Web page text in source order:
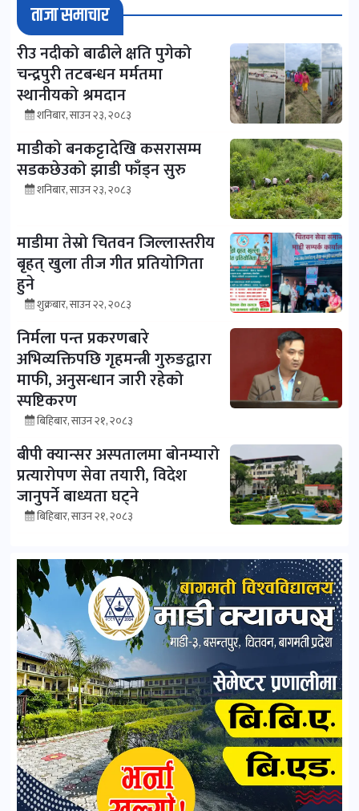
ताजा समाचार
रीउ नदीको बाढीले क्षति पुगेको
चन्द्रपुरी तटबन्धन मर्मतमा
स्थानीयको श्रमदान
शनिबार, साउन २३, २०८३
माडीको बनकट्टादेखि कसरासम्म
सडकछेउको झाडी फाँड्न सुरु
शनिबार, साउन २३, २०८३
माडीमा तेस्रो चितवन जिल्लास्तरीय
बृहत् खुला तीज गीत प्रतियोगिता
हुने
शुक्रबार, साउन २२, २०८३
निर्मला पन्त प्रकरणबारे
अभिव्यक्तिपछि गृहमन्त्री गुरुङद्वारा
माफी, अनुसन्धान जारी रहेको
स्पष्टिकरण
बिहिबार, साउन २१, २०८३
बीपी क्यान्सर अस्पतालमा बोनम्यारो
प्रत्यारोपण सेवा तयारी, विदेश
जानुपर्ने बाध्यता घट्ने
बिहिबार, साउन २१, २०८३